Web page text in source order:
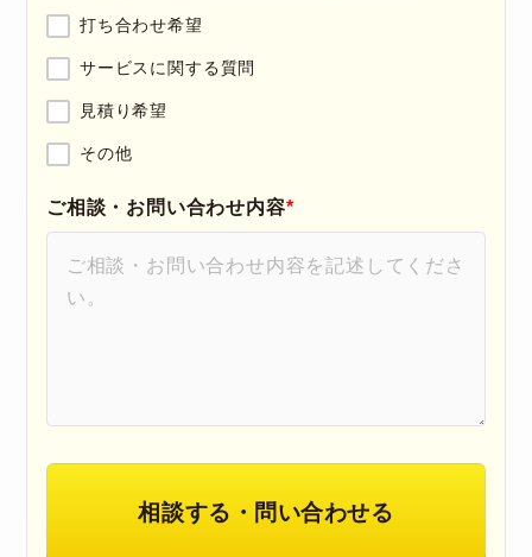
打ち合わせ希望
サービスに関する質問
見積り希望
その他
ご相談・お問い合わせ内容*
相談する・問い合わせる